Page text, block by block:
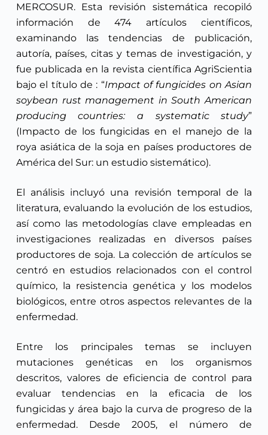
MERCOSUR. Esta revisión sistemática recopiló
información de 474 artículos científicos,
examinando las tendencias de publicación,
autoría, países, citas y temas de investigación, y
fue publicada en la revista científica AgriScientia
bajo el título de : “Impact of fungicides on Asian
soybean rust management in South American
producing countries: a systematic study”
(Impacto de los fungicidas en el manejo de la
roya asiática de la soja en países productores de
América del Sur: un estudio sistemático).
El análisis incluyó una revisión temporal de la
literatura, evaluando la evolución de los estudios,
así como las metodologías clave empleadas en
investigaciones realizadas en diversos países
productores de soja. La colección de artículos se
centró en estudios relacionados con el control
químico, la resistencia genética y los modelos
biológicos, entre otros aspectos relevantes de la
enfermedad.
Entre los principales temas se incluyen
mutaciones genéticas en los organismos
descritos, valores de eficiencia de control para
evaluar tendencias en la eficacia de los
fungicidas y área bajo la curva de progreso de la
enfermedad. Desde 2005, el número de